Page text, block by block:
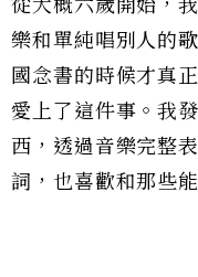
從大概六歲開始，
樂和單純唱別人的
國念書的時候才真
愛上了這件事。我
西，透過音樂完整
詞，也喜歡和那些